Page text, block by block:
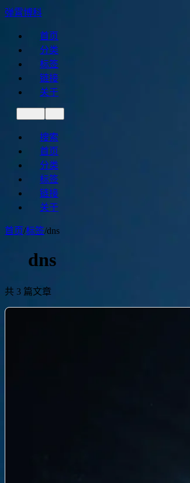
弹霄博科
首页
分类
标签
链接
关于
搜索
首页
分类
标签
链接
关于
首页/标签/dns
dns
共 3 篇文章